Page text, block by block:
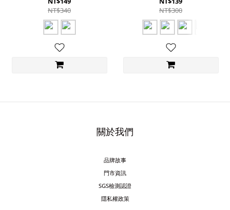
NT$340
NT$300
關於我們
品牌故事
門市資訊
SGS檢測認證
隱私權政策